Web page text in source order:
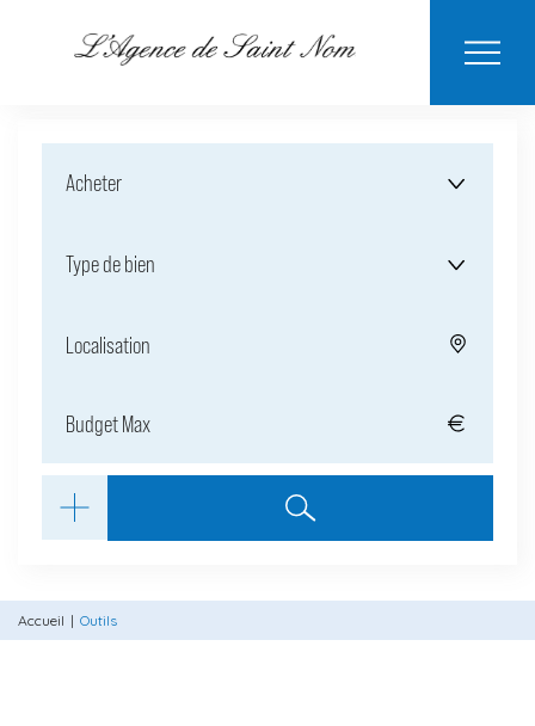
LOUER
BIENS
NOTRE
ESTIMER MON
Acheter
Type de bien
Localisation
Accueil Outils